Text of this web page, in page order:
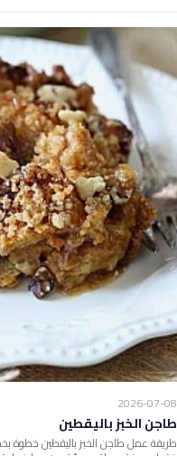
2026-07-08
طاجن الخبز باليقطين